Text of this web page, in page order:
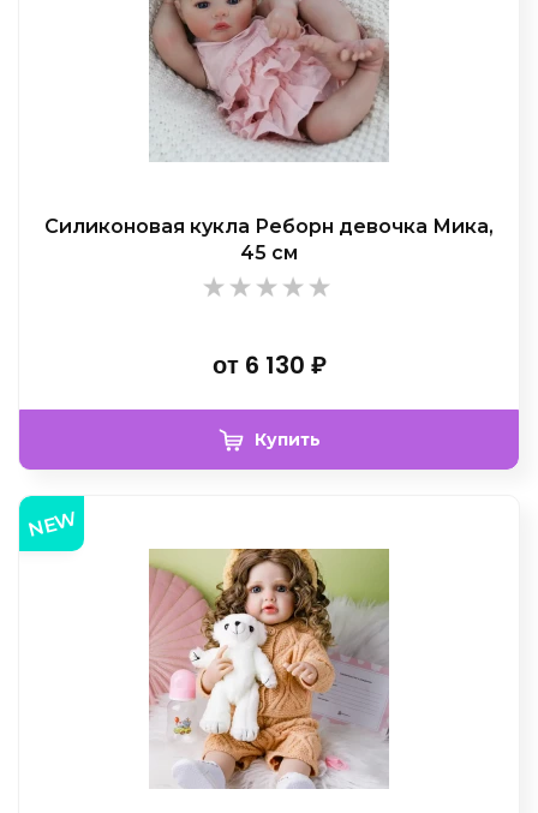
Силиконовая кукла Реборн девочка Мика,
45 см
от6 130 ₽
Купить
NEW